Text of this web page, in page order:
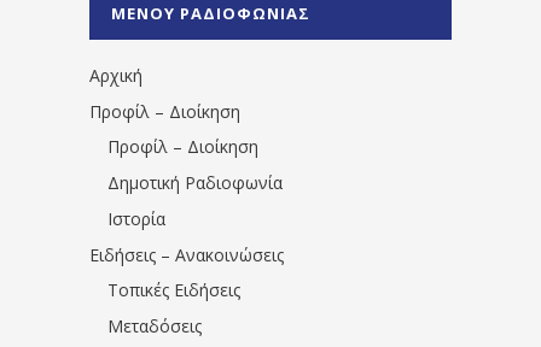
1531194763766854/" artist="" ]
ΜΕΝΟΥ ΡΑΔΙΟΦΩΝΙΑΣ
Αρχική
Προφίλ – Διοίκηση
Προφίλ – Διοίκηση
Δημοτική Ραδιοφωνία
Ιστορία
Ειδήσεις – Ανακοινώσεις
Τοπικές Ειδήσεις
Μεταδόσεις